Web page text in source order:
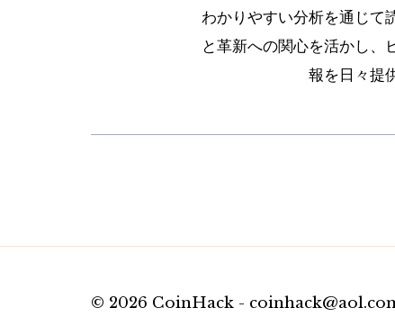
わかりやすい分析を通じて
と革新への関心を活かし、
報を日々提
© 2026 CoinHack -